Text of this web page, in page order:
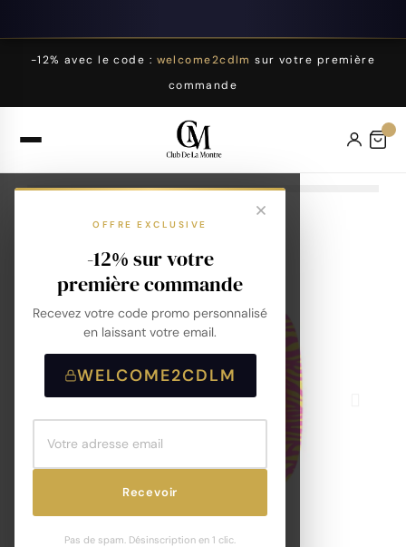
-12% avec le code : welcome2cdlm sur votre première
commande
OFFRE EXCLUSIVE
-12% sur votre
première commande
Recevez votre code promo personnalisé
en laissant votre email.
WELCOME2CDLM
Recevoir
Pas de spam. Désinscription en 1 clic.